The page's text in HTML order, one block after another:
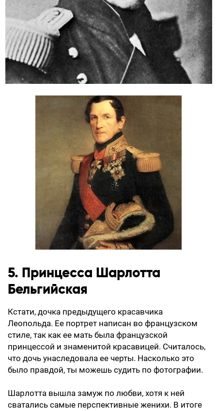
5. Принцесса Шарлотта
Бельгийская
Кстати, дочка предыдущего красавчика
Леопольда. Ее портрет написан во французском
стиле, так как ее мать была французской
принцессой и знаменитой красавицей. Считалось,
что дочь унаследовала ее черты. Насколько это
было правдой, ты можешь судить по фотографии.
Шарлотта вышла замуж по любви, хотя к ней
сватались самые перспективные женихи. В итоге